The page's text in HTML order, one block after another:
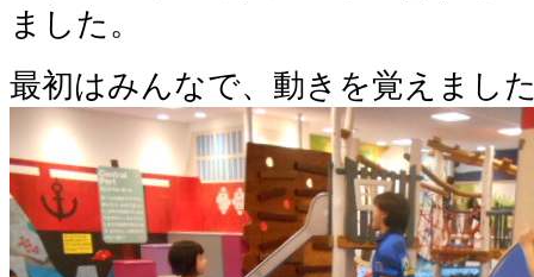
ました。
最初はみんなで、動きを覚えまし